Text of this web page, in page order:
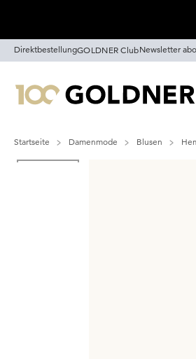
DirektbestellungGOLDNER ClubNewsletter
Startseite Damenmode Blusen